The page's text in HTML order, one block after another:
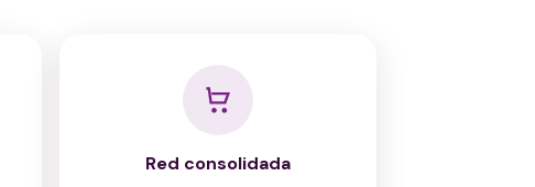
Red consolidada